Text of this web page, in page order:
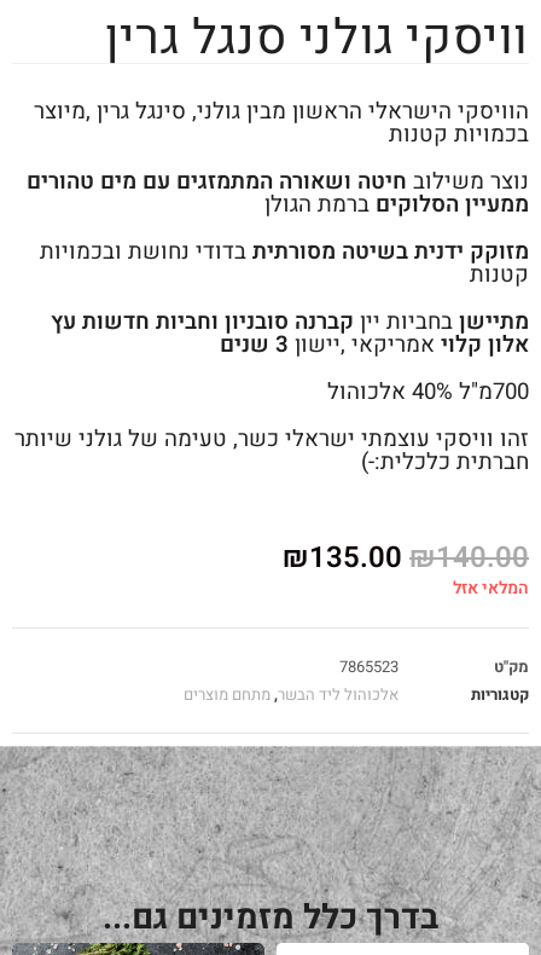
וויסקי גולני סנגל גרין
הוויסקי הישראלי הראשון מבין גולני, סינגל גרין ,מיוצר
בכמויות קטנות
נוצר משילוב חיטה ושאורה המתמזגים עם מים טהורים
ממעיין הסלוקים ברמת הגולן
מזוקק ידנית בשיטה מסורתיתבדודי נחושת ובכמויות
קטנות
מתיישןבחביות יין קברנה סובניון וחביות חדשות עץ
אלון קלוי אמריקאי ,יישון 3 שנים
700מ"ל 40% אלכוהול
זהו וויסקי עוצמתי ישראלי כשר, טעימה של גולני שיותר
חברתית כלכלית:-)
₪140.00
₪135.00
המלאי אזל
מק"ט
7865523
קטגוריות
אלכוהול ליד הבשר,מתחם מוצרים
בדרך כלל מזמינים גם...